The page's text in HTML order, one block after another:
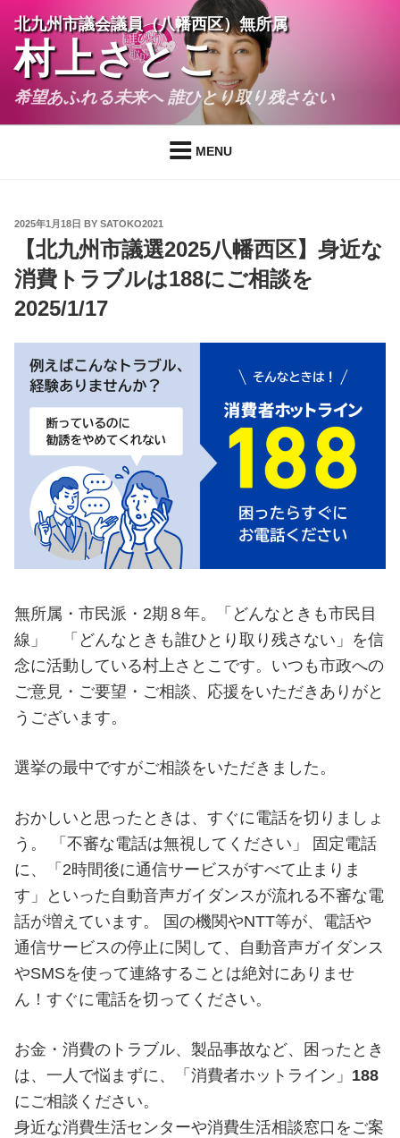
content
北九州市議会議員（八幡西区）無所属
村上さとこ
希望あふれる未来へ 誰ひとり取り残さない
MENU
POSTED
ON
2025年1月18日 BY SATOKO2021
【北九州市議選2025八幡西区】身近な
消費トラブルは188にご相談を
2025/1/17
無所属・市民派・2期８年。「どんなときも市民目
線」 「どんなときも誰ひとり取り残さない」を信
念に活動している村上さとこです。いつも市政への
ご意見・ご要望・ご相談、応援をいただきありがと
うございます。
選挙の最中ですがご相談をいただきました。
おかしいと思ったときは、すぐに電話を切りましょ
う。 「不審な電話は無視してください」 固定電話
に、「2時間後に通信サービスがすべて止まりま
す」といった自動音声ガイダンスが流れる不審な電
話が増えています。 国の機関やNTT等が、電話や
通信サービスの停止に関して、自動音声ガイダンス
やSMSを使って連絡することは絶対にありませ
ん！すぐに電話を切ってください。
お金・消費のトラブル、製品事故など、困ったとき
は、一人で悩まずに、「消費者ホットライン」 188
にご相談ください。
身近な消費生活センターや消費生活相談窓口をご案